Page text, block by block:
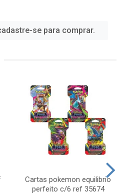
se para comprar.
Cartas pokemon equilibrio
perfeito c/6 ref 35674